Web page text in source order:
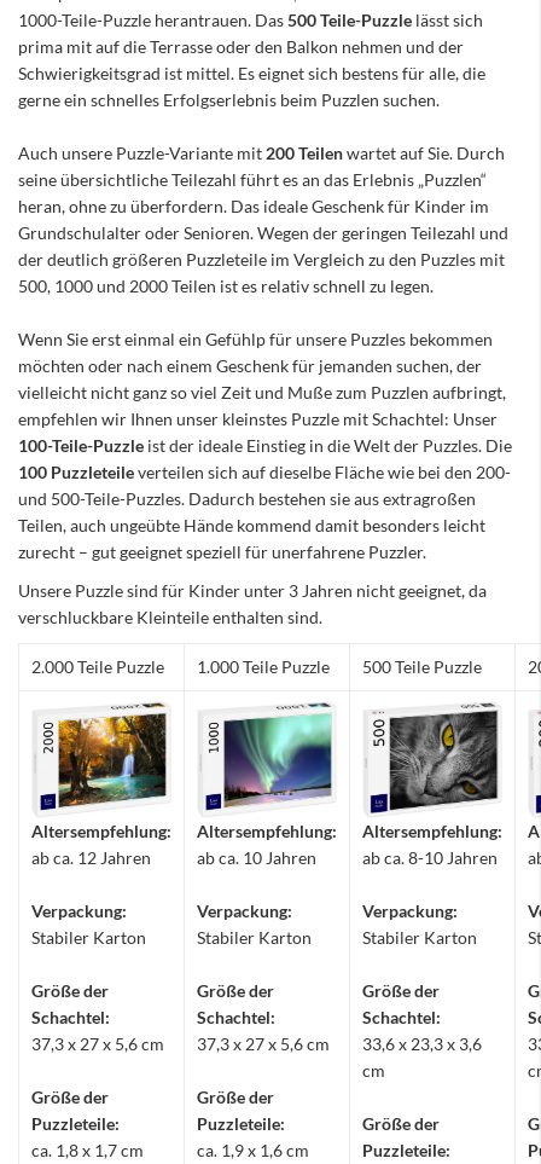
1000-Teile-Puzzle herantrauen. Das500 Teile-Puzzle lässt sich
prima mit auf die Terrasse oder den Balkon nehmen und der
Schwierigkeitsgrad ist mittel. Es eignet sich bestens für alle, die
gerne ein schnelles Erfolgserlebnis beim Puzzlen suchen.
Auch unsere Puzzle-Variante mit 200 Teilenwartet auf Sie. Durch
seine übersichtliche Teilezahl führt es an das Erlebnis „Puzzlen“
heran, ohne zu überfordern. Das ideale Geschenk für Kinder im
Grundschulalter oder Senioren. Wegen der geringen Teilezahl und
der deutlich größeren Puzzleteile im Vergleich zu den Puzzles mit
500, 1000 und 2000 Teilen ist es relativ schnell zu legen.
Wenn Sie erst einmal ein Gefühlp für unsere Puzzles bekommen
möchten oder nach einem Geschenk für jemanden suchen, der
vielleicht nicht ganz so viel Zeit und Muße zum Puzzlen aufbringt,
empfehlen wir Ihnen unser kleinstes Puzzle mit Schachtel: Unser
100-Teile-Puzzle ist der ideale Einstieg in die Welt der Puzzles. Die
100 Puzzleteileverteilen sich auf dieselbe Fläche wie bei den 200-
und 500-Teile-Puzzles. Dadurch bestehen sie aus extragroßen
Teilen, auch ungeübte Hände kommend damit besonders leicht
zurecht – gut geeignet speziell für unerfahrene Puzzler.
Unsere Puzzle sind für Kinder unter 3 Jahren nicht geeignet, da
verschluckbare Kleinteile enthalten sind.
2.000 Teile Puzzle 1.000 Teile Puzzle 500 Teile Puzzle
Altersempfehlung:
ab ca. 12 Jahren
Verpackung:
Stabiler Karton
Größe der
Schachtel:
37,3 x 27 x 5,6 cm
Größe der
Puzzleteile:
ca. 1,8 x 1,7 cm
Altersempfehlung:
ab ca. 10 Jahren
Verpackung:
Stabiler Karton
Größe der
Schachtel:
37,3 x 27 x 5,6 cm
Größe der
Puzzleteile:
ca. 1,9 x 1,6 cm
Altersempfehlung:
ab ca. 8-10 Jahren
Verpackung:
Stabiler Karton
Größe der
Schachtel:
33,6 x 23,3 x 3,6
cm
Größe der
Puzzleteile: